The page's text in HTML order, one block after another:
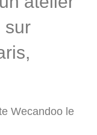
sur
Wecandoo le